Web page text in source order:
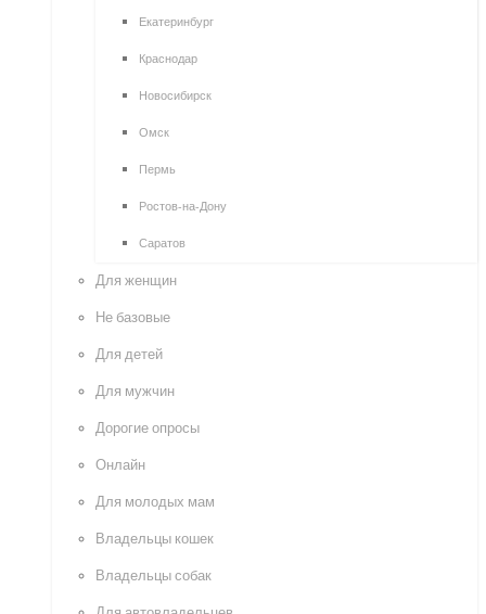
Екатеринбург
Краснодар
Новосибирск
Омск
Пермь
Ростов-на-Дону
Саратов
Для женщин
Не базовые
Для детей
Для мужчин
Дорогие опросы
Онлайн
Для молодых мам
Владельцы кошек
Владельцы собак